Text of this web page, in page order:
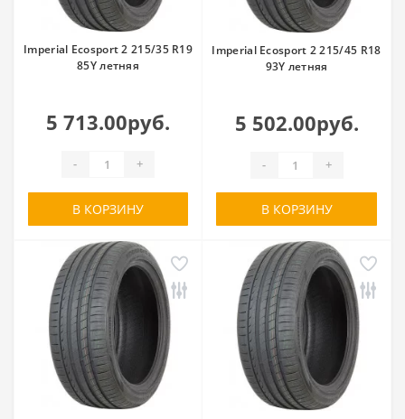
Imperial Ecosport 2 215/35 R19
85Y летняя
5 713.00руб.
- +
В КОРЗИНУ
Imperial Ecosport 2 215/45 R18
93Y летняя
5 502.00руб.
- +
В КОРЗИНУ